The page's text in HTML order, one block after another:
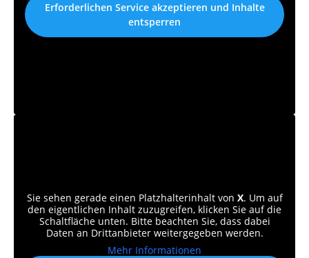
Erforderlichen Service akzeptieren und Inhalte
entsperren
Sie sehen gerade einen Platzhalterinhalt von X. Um auf
den eigentlichen Inhalt zuzugreifen, klicken Sie auf die
Schaltfläche unten. Bitte beachten Sie, dass dabei
Daten an Drittanbieter weitergegeben werden.
Mehr Informationen